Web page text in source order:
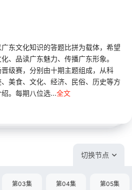
文化知识的答题比拼为载体，希望
、品读广东魅力、传播广东形象。
级赛，分别由十期主题组成，从科
美食、文化、经济、民俗、历史等方
。每期八位选...全文
切换节点
第03集 第04集 第05集